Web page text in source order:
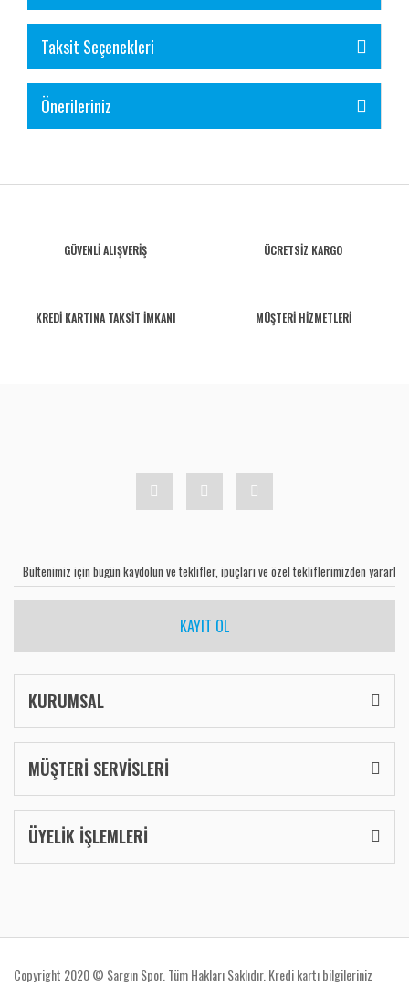
Taksit Seçenekleri
Önerileriniz
GÜVENLİ ALIŞVERİŞ ÜCRETSİZ KARGO
KREDİ KARTINA TAKSİT İMKANI MÜŞTERİ HİZMETLERİ
KAYIT OL
KURUMSAL
MÜŞTERİ SERVİSLERİ
ÜYELİK İŞLEMLERİ
Copyright 2020 © Sargın Spor. Tüm Hakları Saklıdır. Kredi kartı bilgileriniz